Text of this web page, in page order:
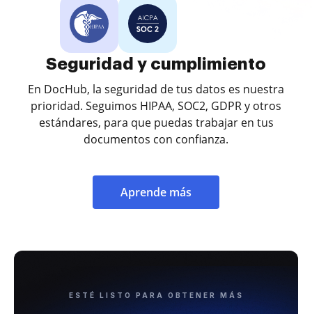
Seguridad y cumplimiento
En DocHub, la seguridad de tus datos es nuestra
prioridad. Seguimos HIPAA, SOC2, GDPR y otros
estándares, para que puedas trabajar en tus
documentos con confianza.
Aprende más
ESTÉ LISTO PARA OBTENER MÁS